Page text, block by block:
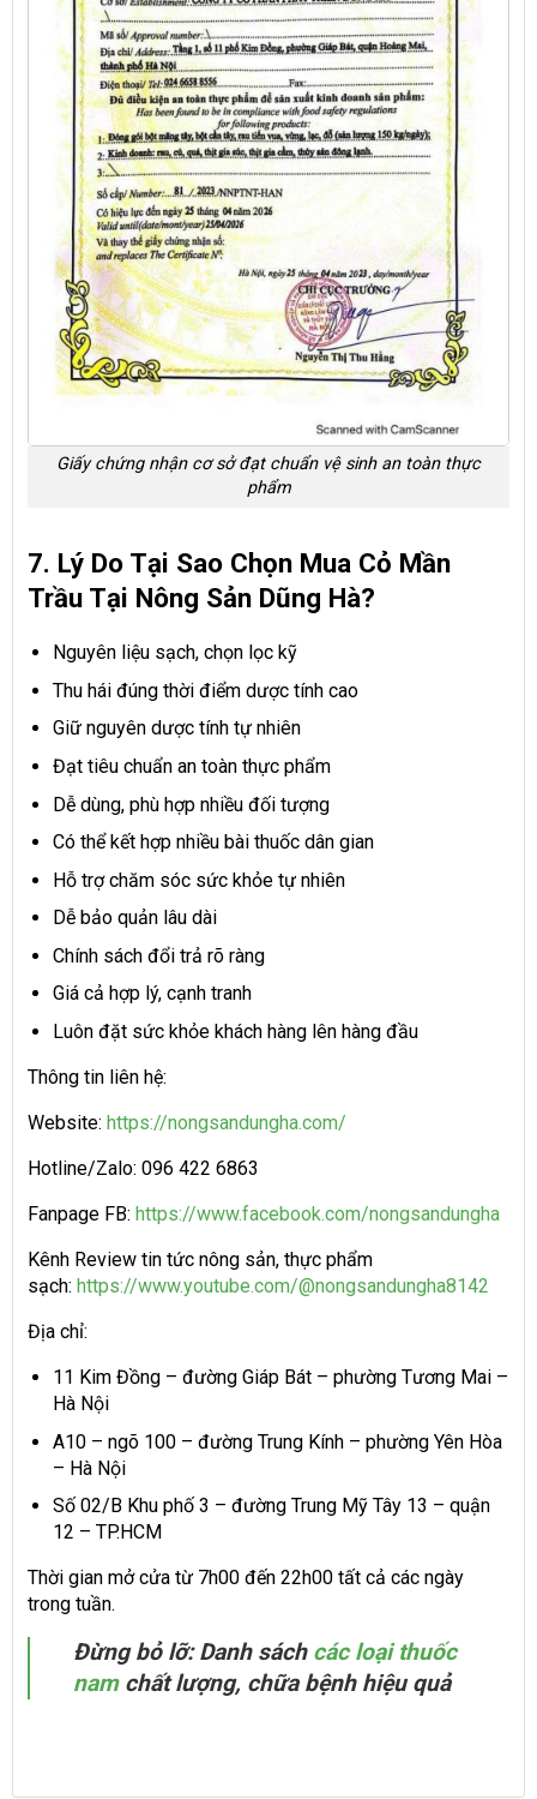
Giấy chứng nhận cơ sở đạt chuẩn vệ sinh an toàn thực
phẩm
7. Lý Do Tại Sao Chọn Mua Cỏ Mần
Trầu Tại Nông Sản Dũng Hà?
Nguyên liệu sạch, chọn lọc kỹ
Thu hái đúng thời điểm dược tính cao
Giữ nguyên dược tính tự nhiên
Đạt tiêu chuẩn an toàn thực phẩm
Dễ dùng, phù hợp nhiều đối tượng
Có thể kết hợp nhiều bài thuốc dân gian
Hỗ trợ chăm sóc sức khỏe tự nhiên
Dễ bảo quản lâu dài
Chính sách đổi trả rõ ràng
Giá cả hợp lý, cạnh tranh
Luôn đặt sức khỏe khách hàng lên hàng đầu
Thông tin liên hệ:
Website: https://nongsandungha.com/
Hotline/Zalo: 096 422 6863
Fanpage FB: https://www.facebook.com/nongsandungha
Kênh Review tin tức nông sản, thực phẩm
sạch: https://www.youtube.com/@nongsandungha8142
Địa chỉ:
11 Kim Đồng – đường Giáp Bát – phường Tương Mai –
Hà Nội
A10 – ngõ 100 – đường Trung Kính – phường Yên Hòa
– Hà Nội
Số 02/B Khu phố 3 – đường Trung Mỹ Tây 13 – quận
12 – TP.HCM
Thời gian mở cửa từ 7h00 đến 22h00 tất cả các ngày
trong tuần.
Đừng bỏ lỡ: Danh sách các loại thuốc
namchất lượng, chữa bệnh hiệu quả